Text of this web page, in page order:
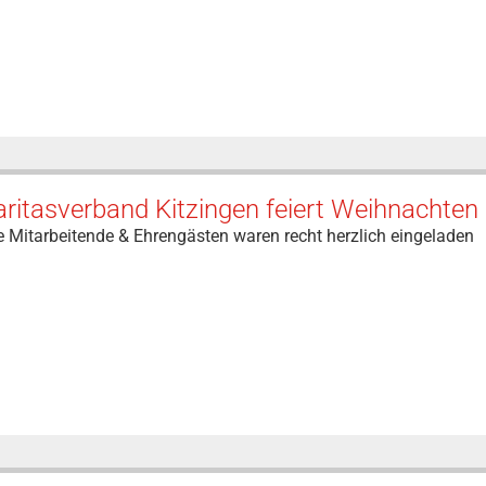
Kitzingen feiert Weihnachten
Mitarbeitende & Ehrengästen waren recht herzlich eingeladen